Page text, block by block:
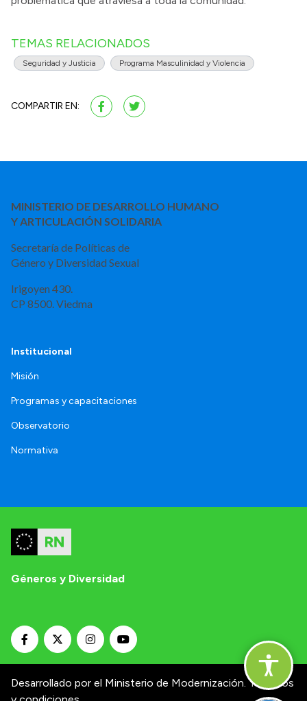
TEMAS RELACIONADOS
Seguridad y Justicia Programa Masculinidad y Violencia
COMPARTIR EN:
MINISTERIO DE DESARROLLO HUMANO
Y ARTICULACIÓN SOLIDARIA
Secretaría de Políticas de
Género y Diversidad Sexual
Irigoyen 430.
CP 8500. Viedma
Institucional
Misión
Programas y capacitaciones
Observatorio
Normativa
Géneros y Diversidad
Desarrollado por el Ministerio de Modernización. Términos